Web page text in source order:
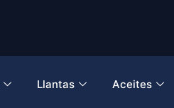
Llantas Aceites